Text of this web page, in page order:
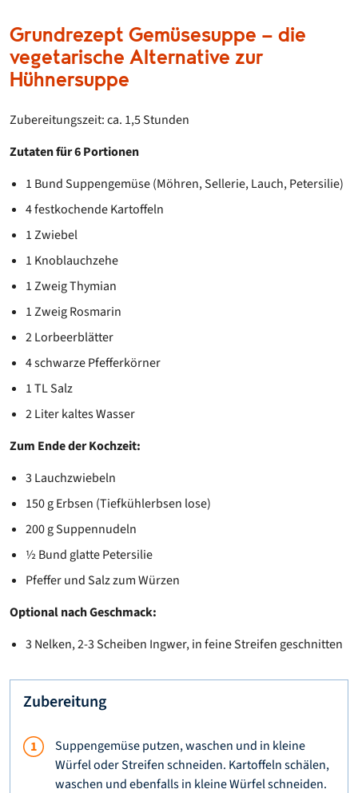
Grundrezept Gemüsesuppe – die
vegetarische Alternative zur
Hühnersuppe
Zubereitungszeit: ca. 1,5 Stunden
Zutaten für 6 Portionen
1 Bund Suppengemüse (Möhren, Sellerie, Lauch, Petersilie)
4 festkochende Kartoffeln
1 Zwiebel
1 Knoblauchzehe
1 Zweig Thymian
1 Zweig Rosmarin
2 Lorbeerblätter
4 schwarze Pfefferkörner
1 TL Salz
2 Liter kaltes Wasser
Zum Ende der Kochzeit:
3 Lauchzwiebeln
150 g Erbsen (Tiefkühlerbsen lose)
200 g Suppennudeln
½ Bund glatte Petersilie
Pfeffer und Salz zum Würzen
Optional nach Geschmack:
3 Nelken, 2-3 Scheiben Ingwer, in feine Streifen geschnitten
Zubereitung
Suppengemüse putzen, waschen und in kleine
Würfel oder Streifen schneiden. Kartoffeln schälen,
waschen und ebenfalls in kleine Würfel schneiden.